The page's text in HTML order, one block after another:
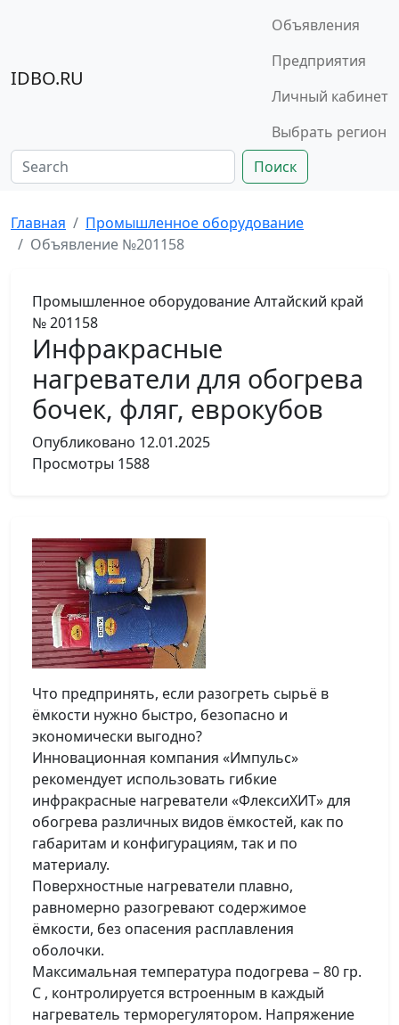
IDBO.RU
Объявления
Предприятия
Личный кабинет
Выбрать регион
Поиск
Главная
Промышленное оборудование
Объявление №201158
Промышленное оборудованиеАлтайский край
№ 201158
Инфракрасные
нагреватели для обогрева
бочек, фляг, еврокубов
Опубликовано 12.01.2025
Просмотры 1588
Что предпринять, если разогреть сырьё в
ёмкости нужно быстро, безопасно и
экономически выгодно?
Инновационная компания «Импульс»
рекомендует использовать гибкие
инфракрасные нагреватели «ФлексиХИТ» для
обогрева различных видов ёмкостей, как по
габаритам и конфигурациям, так и по
материалу.
Поверхностные нагреватели плавно,
равномерно разогревают содержимое
ёмкости, без опасения расплавления
оболочки.
Максимальная температура подогрева – 80 гр.
С , контролируется встроенным в каждый
нагреватель терморегулятором. Напряжение